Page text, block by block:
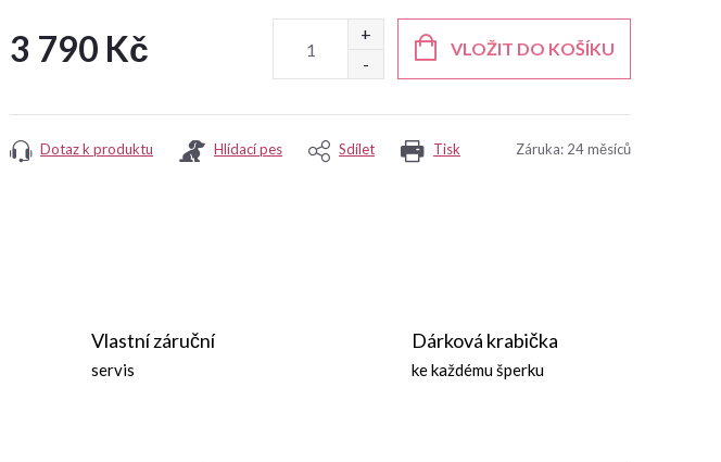
3 790 Kč VLOŽIT DO KOŠÍKU
Tisk
Dotaz k produktu Hlídací pes Sdílet Záruka: 24 měsíců
Dárková krabička
ke každému šperku
Vlastní záruční
servis